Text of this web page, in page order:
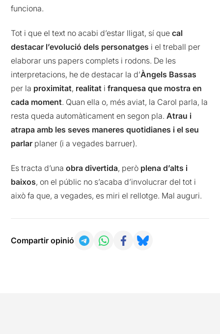
funciona.
Tot i que el text no acabi d’estar lligat, sí quecal
destacar l’evolució dels personatges i el treball per
elaborar uns papers complets i rodons. De les
interpretacions, he de destacar la d’Àngels Bassas
per la proximitat, realitat ifranquesa que mostra en
cada moment. Quan ella o, més aviat, la Carol parla, la
resta queda automàticament en segon pla.Atrau i
atrapa amb les seves maneres quotidianes i el seu
parlar planer (i a vegades barruer).
Es tracta d’unaobra divertida, però plena d’alts i
baixos, on el públic no s’acaba d’involucrar del tot i
això fa que, a vegades, es miri el rellotge. Mal auguri.
Compartir opinió